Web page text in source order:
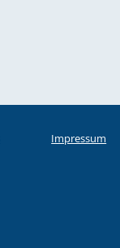
Impressum